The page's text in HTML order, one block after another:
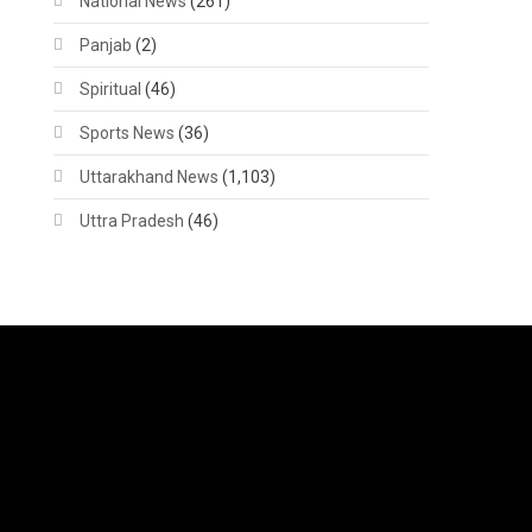
Panjab (2)
Spiritual (46)
Sports News (36)
Uttarakhand News (1,103)
Uttra Pradesh (46)